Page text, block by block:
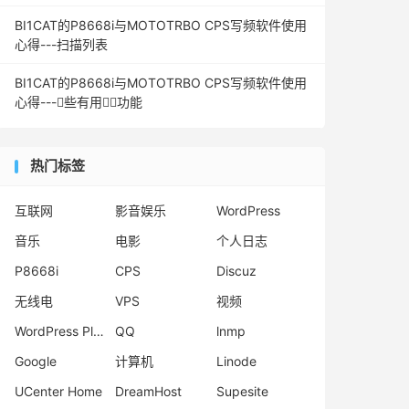
BI1CAT的P8668i与MOTOTRBO CPS写频软件使用
心得---扫描列表
BI1CAT的P8668i与MOTOTRBO CPS写频软件使用
心得---些有用功能
热门标签
互联网 影音娱乐
WordPress
音乐
电影
个人日志
P8668i
CPS
Discuz
无线电
VPS
视频
WordPress Plugins
QQ
lnmp
Google
计算机
Linode
UCenter Home
DreamHost Supesite